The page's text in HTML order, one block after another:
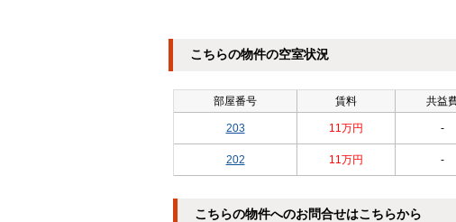
こちらの物件の空室状況
部屋番号 賃料 共益
203 11万円 -
202 11万円 -
こちらの物件へのお問合せはこちらから